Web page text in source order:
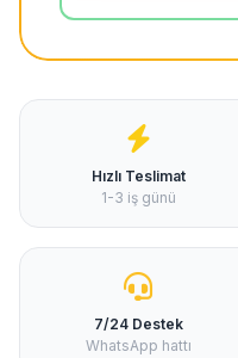
Hızlı Teslimat
1-3 iş günü
7/24 Destek
WhatsApp hattı